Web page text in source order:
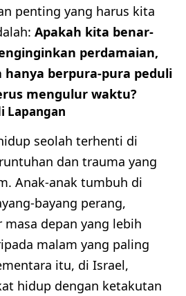
penting yang harus kita
Apakah kita benar-
perdamaian,
berpura-pura peduli
mengulur waktu?
Lapangan
seolah terhenti di
dan trauma yang
Anak-anak tumbuh di
bayang perang,
masa depan yang lebih
malam yang paling
itu, di Israel,
hidup dengan ketakutan